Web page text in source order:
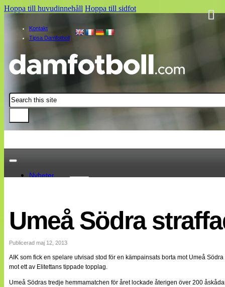
Hoppa till huvudinnehåll Hoppa till sidfot
Kontakt
Tipsa Damfotboll
Sök
Nyheter
Landslaget
EM 2013
Internationellt
Bildreportage
Bloggar
Lagen
Webb-TV
Umeå Södra
Publicerad maj 12, 2013
AIK som fick en spelare utvisad stod för en kämpainsats borta mot Umeå
mot ett av Elitettans tippade topplag.
Umeå Södras tredje hemmamatchen för året lockade återigen över 200